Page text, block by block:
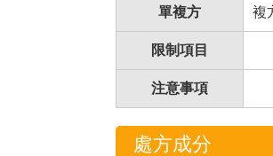
單複方 複
限制項目
注意事項
處方成分